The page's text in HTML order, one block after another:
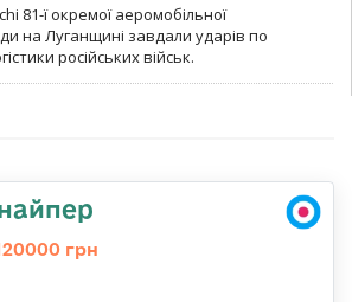
81-ї окремої аеромобільної
на Луганщині завдали ударів по
російських військ.
грн